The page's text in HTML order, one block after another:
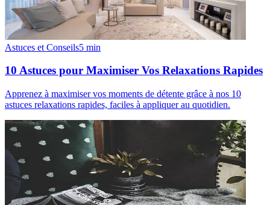
Astuces et Conseils5 min
10 Astuces pour Maximiser Vos Relaxations Rapides
Apprenez à maximiser vos moments de détente grâce à nos 10
astuces relaxations rapides, faciles à appliquer au quotidien.